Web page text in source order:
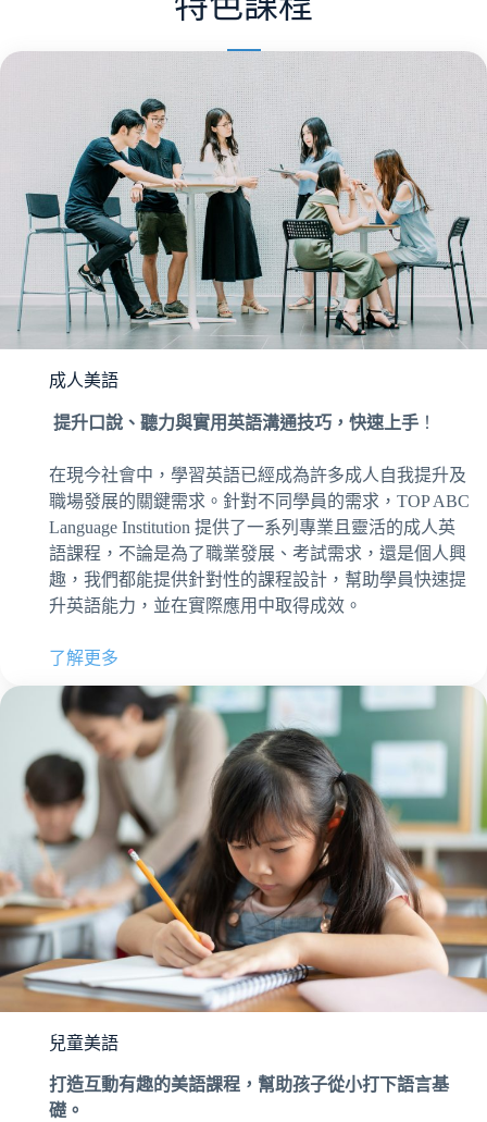
成人美語
提升口說、聽力與實用英語溝通技巧，快速上手 ！
在現今社會中，學習英語已經成為許多成人自我提升及
職場發展的關鍵需求。針對不同學員的需求，TOP ABC
Language Institution 提供了一系列專業且靈活的成人英
語課程，不論是為了職業發展、考試需求，還是個人興
趣，我們都能提供針對性的課程設計，幫助學員快速提
升英語能力，並在實際應用中取得成效。
了解更多
兒童美語
打造互動有趣的美語課程，幫助孩子從小打下語言基
礎。